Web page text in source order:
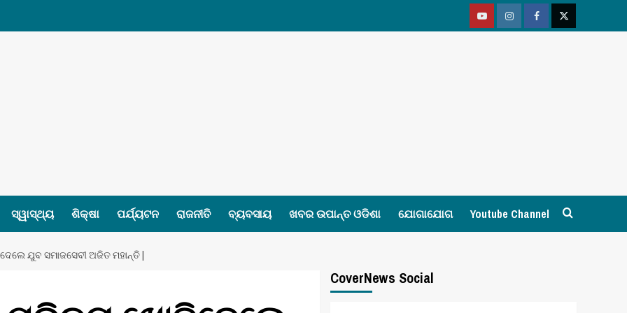
YoutubeVimeoFacebookTwitter
ସ୍ୱାସ୍ଥ୍ୟ ଶିକ୍ଷା ପର୍ଯ୍ୟଟନ ରାଜନୀତି ବ୍ୟବସାୟ ଖବର ଉପାନ୍ତ ଓଡିଶା ଯୋଗାଯୋଗ Youtube Channel
ଯୁବ ସମାଜସେବୀ ଅଜିତ ମହାନ୍ତି |
CoverNews Social